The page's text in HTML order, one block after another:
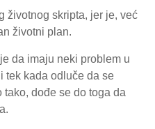
životnog skripta, jer je, već
životni plan.
da imaju neki problem u
tek kada odluče da se
dođe se do toga da